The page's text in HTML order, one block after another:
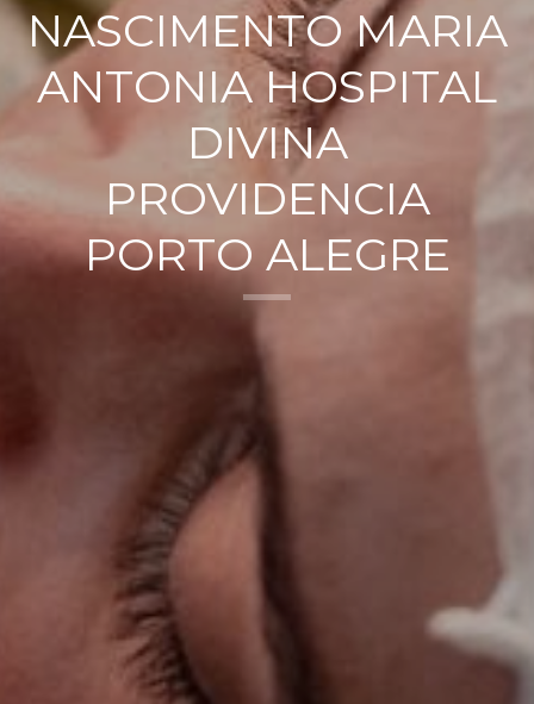
NASCIMENTO MARIA
ANTONIA HOSPITAL
DIVINA
PROVIDENCIA
PORTO ALEGRE